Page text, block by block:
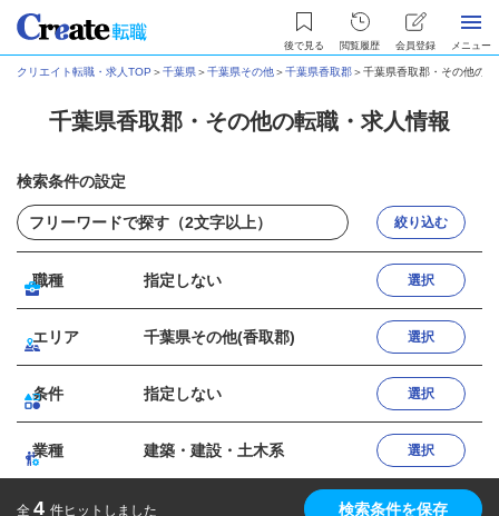
後で見る 閲覧履歴 会員登録 メニュー
クリエイト転職・求人TOP ＞千葉県＞千葉県その他＞千葉県香取郡＞千葉県香取郡・その他の
千葉県香取郡・その他の転職・求人情報
検索条件の設定
絞り込む
職種 指定しない 選択
エリア 千葉県その他(香取郡) 選択
条件 指定しない 選択
業種 建築・建設・土木系 選択
全 4 件ヒットしました 検索条件を保存